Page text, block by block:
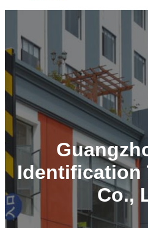
Identification
Co.,